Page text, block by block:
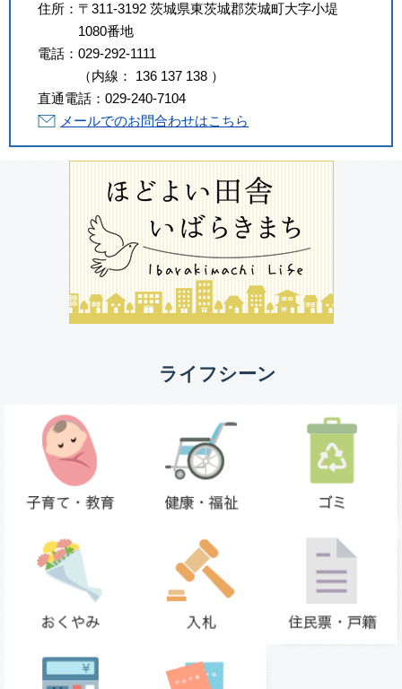
住所： 〒311-3192 茨城県東茨城郡茨城町大字小堤
1080番地
電話： 029-292-1111
（内線 ： 136 137 138 ）
直通電話： 029-240-7104
メールでのお問合わせはこちら
ライフシーン